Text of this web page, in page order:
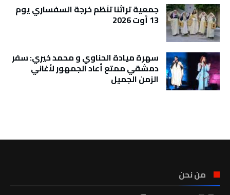
جمعية تراثنا تنَظم خرجة السفساري يوم
13 أوت 2026
سهرة ميادة الحناوي و محمد خيري: سفر
دمشقي ممتع أعاد الجمهور لأغاني
الزمن الجميل
من نحن